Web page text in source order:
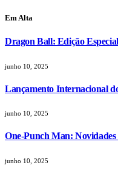
Em Alta
Dragon Ball: Edição
junho 10, 2025
Lançamento Internacional
junho 10, 2025
One-Punch Man:
junho 10, 2025